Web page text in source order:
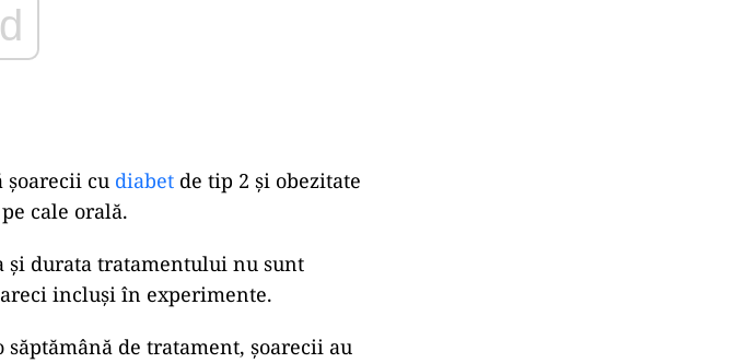
cu diabet de tip 2 și obezitate
cale orală.
și durata tratamentului nu sunt
incluși în experimente.
de tratament, șoarecii au